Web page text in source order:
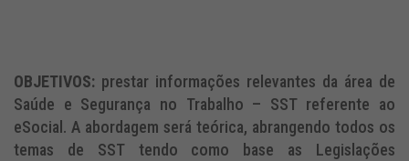
OBJETIVOS: prestar informações relevantes da área de
Saúde e Segurança no Trabalho – SST referente ao
eSocial. A abordagem será teórica, abrangendo todos os
temas de SST tendo como base as Legislações